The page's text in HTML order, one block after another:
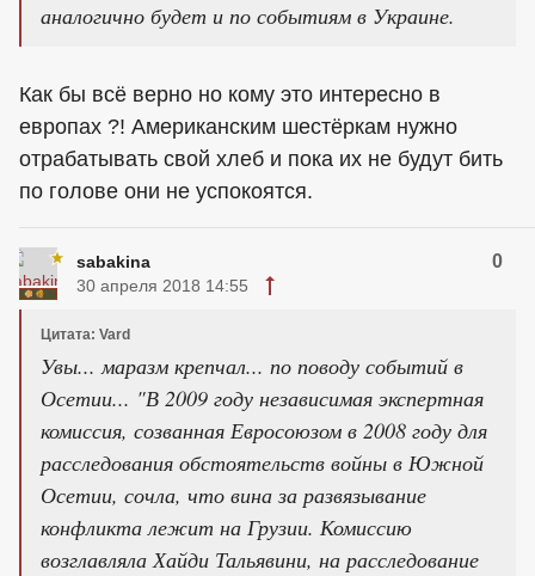
аналогично будет и по событиям в Украине.
Как бы всё верно но кому это интересно в
европах ?! Американским шестёркам нужно
отрабатывать свой хлеб и пока их не будут бить
по голове они не успокоятся.
sabakina 0
30 апреля 2018 14:55
Цитата: Vard
Увы... маразм крепчал... по поводу событий в
Осетии... "В 2009 году независимая экспертная
комиссия, созванная Евросоюзом в 2008 году для
расследования обстоятельств войны в Южной
Осетии, сочла, что вина за развязывание
конфликта лежит на Грузии. Комиссию
возглавляла Хайди Тальявини, на расследование